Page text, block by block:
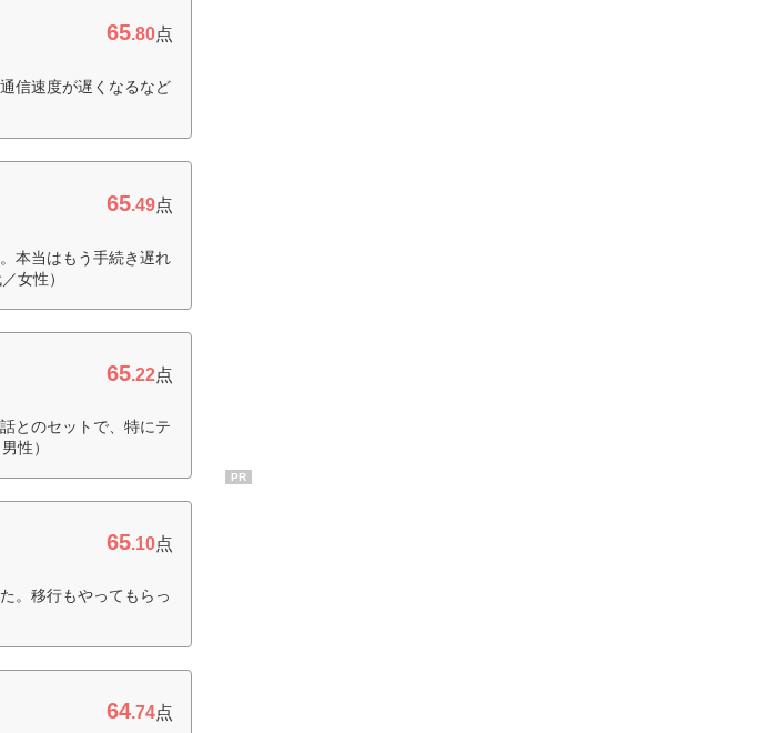
65.80点
信速度が遅くなるなど
65.49点
本当はもう手続き遅れ
女性）
65.22点
とのセットで、特にテ
性）
65.10点
。移行もやってもらっ
64.74点
PR